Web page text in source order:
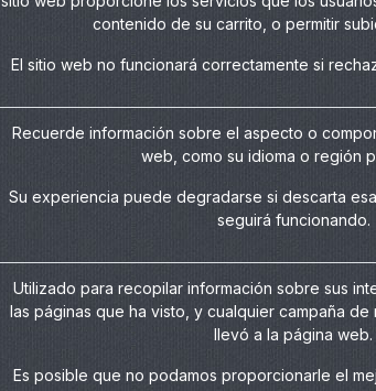
contenido de su carrito, o permitir
El sitio web no funcionará correctamente si
Recuerde información sobre el aspecto o
web, como su idioma o región
Su experiencia puede degradarse si descarta
seguirá funcionando.
Utilizado para recopilar información sobre sus
las páginas que ha visto, y cualquier campaña
llevó a la página web.
Es posible que no podamos proporcionarle el